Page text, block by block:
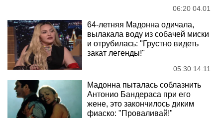
06:20 04.01
64-летняя Мадонна одичала,
вылакала воду из собачей миски
и отрубилась: "Грустно видеть
закат легенды!"
05:30 14.11
Мадонна пыталась соблазнить
Антонио Бандераса при его
жене, это закончилось диким
фиаско: "Проваливай!"